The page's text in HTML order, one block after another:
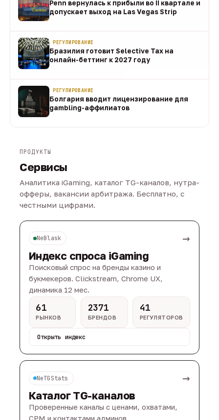
Penn вернулась к прибыли во II квартале и
допускает выход на Las Vegas Strip
РЕГУЛИРОВАНИЕ
Бразилия готовит Selective Tax на
онлайн-беттинг к 2027 году
РЕГУЛИРОВАНИЕ
Болгария вводит лицензирование для
gambling-аффилиатов
ПРОДУКТЫ
Сервисы
Аналитика iGaming, каталог TG-каналов, нутра-
офферы, вакансии арбитража. Бесплатно, с
честными цифрами.
NeBlask →
Индекс спроса iGaming
Поисковый спрос на бренды казино и
букмекеров. Clickstream, Chrome UX,
динамика 12 мес.
61
РЫНКОВ
2371
БРЕНДОВ
41
РЕГУЛЯТОРОВ
Открыть индекс
NeTGStats →
Каталог TG-каналов
Проверенные каналы с ценами, охватами,
CPM и контактами админов.